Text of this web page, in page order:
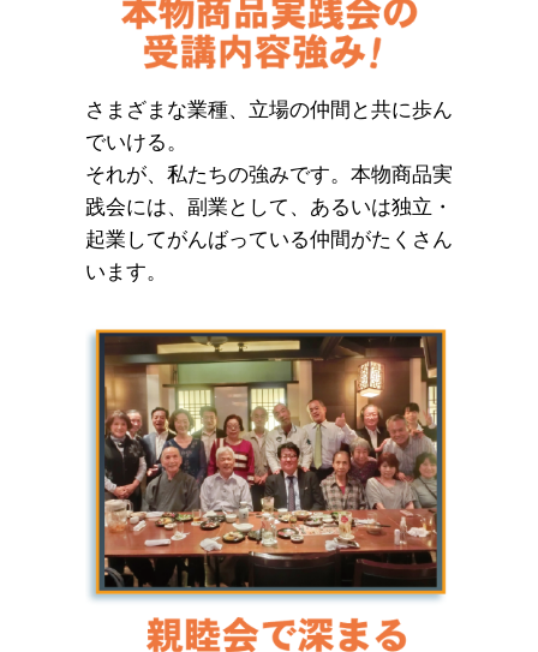
さまざまな業種、立場の仲間と共に歩ん
でいける。
それが、私たちの強みです。本物商品実
践会には、副業として、あるいは独立・
起業してがんばっている仲間がたくさん
います。